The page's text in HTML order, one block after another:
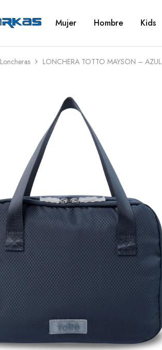
Mujer Hombre Kids
Loncheras LONCHERA TOTTO MAYSON – AZUL